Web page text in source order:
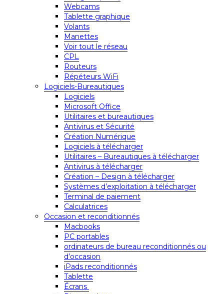
Webcams
Tablette graphique
Volants
Manettes
Voir tout le réseau
CPL
Routeurs
Répéteurs WiFi
Logiciels-Bureautiques
Logiciels
Microsoft Office
Utilitaires et bureautiques
Antivirus et Sécurité
Création Numérique
Logiciels à télécharger
Utilitaires – Bureautiques à télécharger
Antivirus à télécharger
Création – Design à télécharger
Systèmes d’exploitation à télécharger
Terminal de paiement
Calculatrices
Occasion et reconditionnés
Macbooks
PC portables
ordinateurs de bureau reconditionnés ou
d’occasion
iPads reconditionnés
Tablette
Écrans